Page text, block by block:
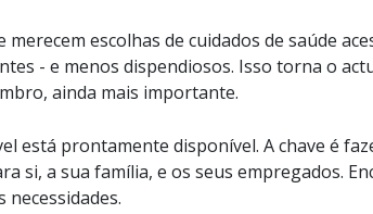
escolhas de cuidados de saúde
- e menos dispendiosos. Isso torna o
ainda mais importante.
está prontamente disponível. A chave é
si, a sua família, e os seus empregados.
necessidades.